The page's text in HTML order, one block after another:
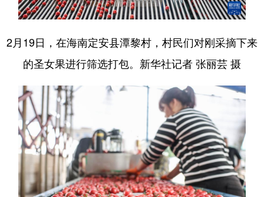
2月19日，在海南定安县潭黎村，村民们对刚采摘下来
的圣女果进行筛选打包。新华社记者 张丽芸 摄